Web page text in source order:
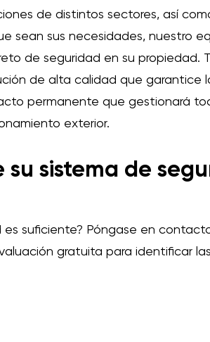
de distintos sectores, así
sean sus necesidades, nuestro
de seguridad en su propiedad.
de alta calidad que garantice
permanente que gestionará
exterior.
sistema de
es suficiente? Póngase en
gratuita para identificar